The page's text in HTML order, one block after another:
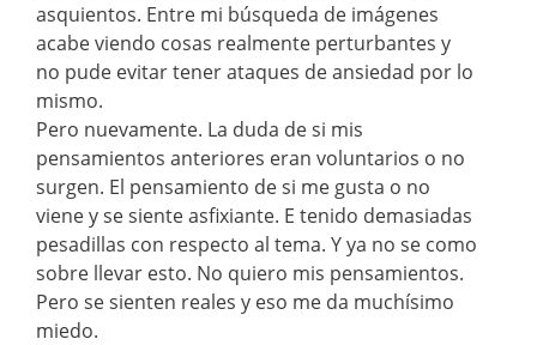
asquientos. Entre mi búsqueda de imágenes
acabe viendo cosas realmente perturbantes y
no pude evitar tener ataques de ansiedad por lo
mismo.
Pero nuevamente. La duda de si mis
pensamientos anteriores eran voluntarios o no
surgen. El pensamiento de si me gusta o no
viene y se siente asfixiante. E tenido demasiadas
pesadillas con respecto al tema. Y ya no se como
sobre llevar esto. No quiero mis pensamientos.
Pero se sienten reales y eso me da muchísimo
miedo.